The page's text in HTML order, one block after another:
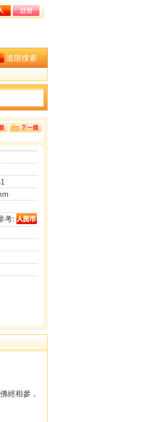
進階搜索
考:
經相參，